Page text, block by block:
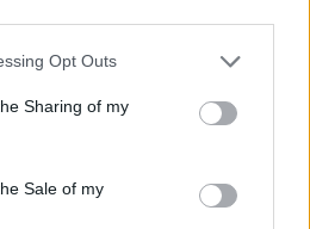
Opt Outs
Sharing of my
Sale of my